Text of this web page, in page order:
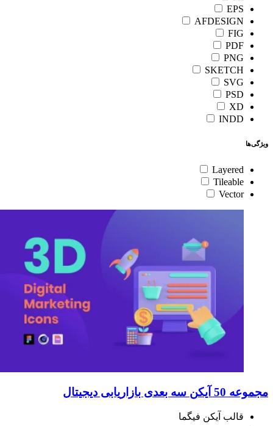
EPS
AFDESIGN
FIG
PDF
PNG
SKETCH
SVG
PSD
XD
INDD
ویژگی‌ها
Layered
Tileable
Vector
مجموعه 50 آیکن سه بعدی بازاریابی دیجیتال
قالب آیکن فیگما